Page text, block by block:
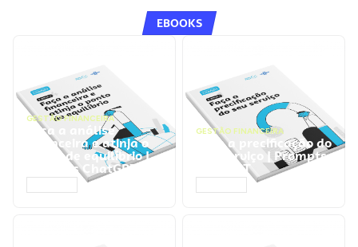
EBOOKS
GESTÃO FINANCEIRA
Faça a análise
financeira e atinja o
ponto de equilíbrio |
Prompts ChatGPT
GESTÃO FINANCEIRA
Faça a precificação do
seu serviço | Prompts
ChatGPT